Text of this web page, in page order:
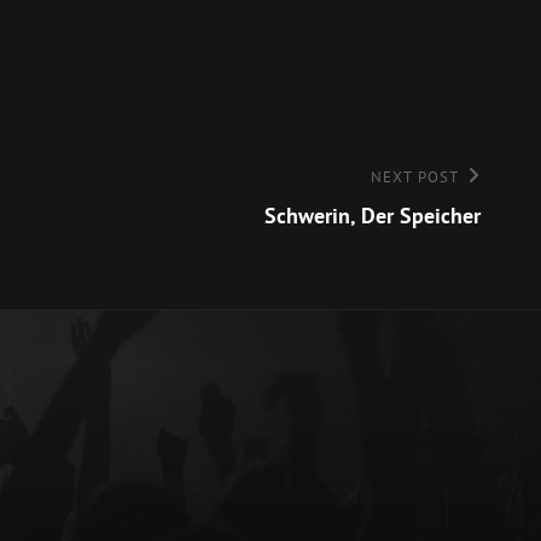
NEXT POST
Schwerin, Der Speicher